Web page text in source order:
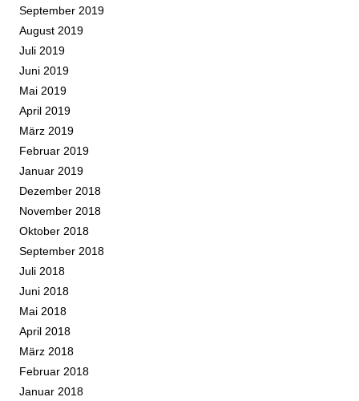
September 2019
August 2019
Juli 2019
Juni 2019
Mai 2019
April 2019
März 2019
Februar 2019
Januar 2019
Dezember 2018
November 2018
Oktober 2018
September 2018
Juli 2018
Juni 2018
Mai 2018
April 2018
März 2018
Februar 2018
Januar 2018